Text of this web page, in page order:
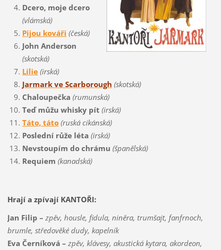
Dcero, moje dcero
(vlámská)
Pijou kováři (česká)
John Anderson
(skotská)
Lilie (irská)
Jarmark ve Scarborough (skotská)
Chaloupečka (rumunská)
Teď můžu whisky pít (irská)
Táto, táto (ruská cikánská)
Poslední růže léta (irská)
Nevstoupím do chrámu (španělská)
Requiem (kanadská)
Hrají a zpívají KANTOŘI:
Jan Filip – zpěv, housle, fidula, niněra, trumšajt, fanfrnoch,
brumle, středověké dudy, kapelník
Eva Černíková – zpěv, klávesy, akustická kytara, akordeon,